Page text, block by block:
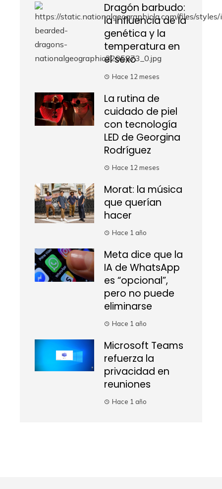
Dragón barbudo:
la influencia de la
genética y la
temperatura en
el sexo
Hace 12 meses
La rutina de
cuidado de piel
con tecnología
LED de Georgina
Rodríguez
Hace 12 meses
Morat: la música
que querían
hacer
Hace 1 año
Meta dice que la
IA de WhatsApp
es “opcional”,
pero no puede
eliminarse
Hace 1 año
Microsoft Teams
refuerza la
privacidad en
reuniones
Hace 1 año